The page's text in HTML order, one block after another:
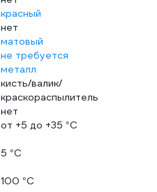
красный
нет
матовый
не требуется
металл
кисть/валик/
краскораспылитель
нет
от +5 до +35 °С
5 °С
100 °С